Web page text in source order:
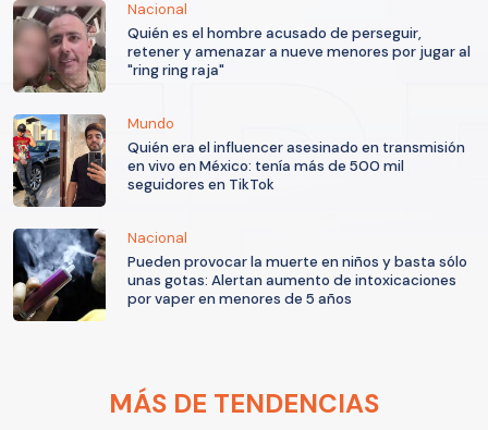
Nacional
Quién es el hombre acusado de perseguir,
retener y amenazar a nueve menores por jugar al
"ring ring raja"
Mundo
Quién era el influencer asesinado en transmisión
en vivo en México: tenía más de 500 mil
seguidores en TikTok
Nacional
Pueden provocar la muerte en niños y basta sólo
unas gotas: Alertan aumento de intoxicaciones
por vaper en menores de 5 años
MÁS DE TENDENCIAS